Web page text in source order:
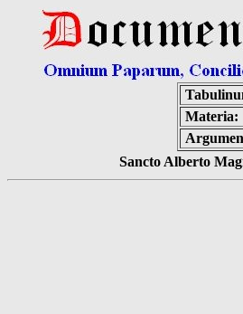
Materia:
Sancto Alberto